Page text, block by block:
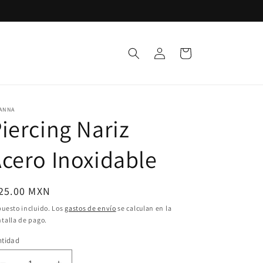
Iniciar
sesión
Carrito
Nariz
Inoxidable
MXN
incluido. Los gastos de envío se calculan en la
de pago.